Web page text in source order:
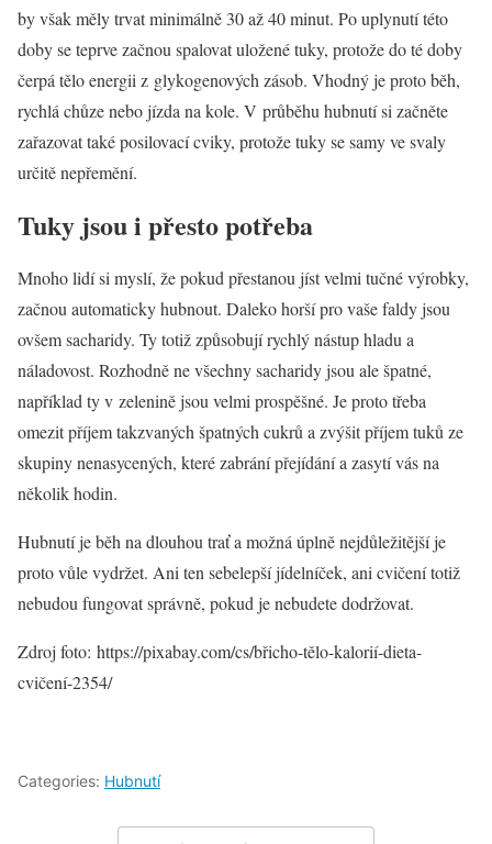
by však měly trvat minimálně 30 až 40 minut. Po uplynutí této
doby se teprve začnou spalovat uložené tuky, protože do té doby
čerpá tělo energii z glykogenových zásob. Vhodný je proto běh,
rychlá chůze nebo jízda na kole. V průběhu hubnutí si začněte
zařazovat také posilovací cviky, protože tuky se samy ve svaly
určitě nepřemění.
Tuky jsou i přesto potřeba
Mnoho lidí si myslí, že pokud přestanou jíst velmi tučné výrobky,
začnou automaticky hubnout. Daleko horší pro vaše faldy jsou
ovšem sacharidy. Ty totiž způsobují rychlý nástup hladu a
náladovost. Rozhodně ne všechny sacharidy jsou ale špatné,
například ty v zelenině jsou velmi prospěšné. Je proto třeba
omezit příjem takzvaných špatných cukrů a zvýšit příjem tuků ze
skupiny nenasycených, které zabrání přejídání a zasytí vás na
několik hodin.
Hubnutí je běh na dlouhou trať a možná úplně nejdůležitější je
proto vůle vydržet. Ani ten sebelepší jídelníček, ani cvičení totiž
nebudou fungovat správně, pokud je nebudete dodržovat.
Zdroj foto: https://pixabay.com/cs/břicho-tělo-kalorií-dieta-
cvičení-2354/
Categories: Hubnutí